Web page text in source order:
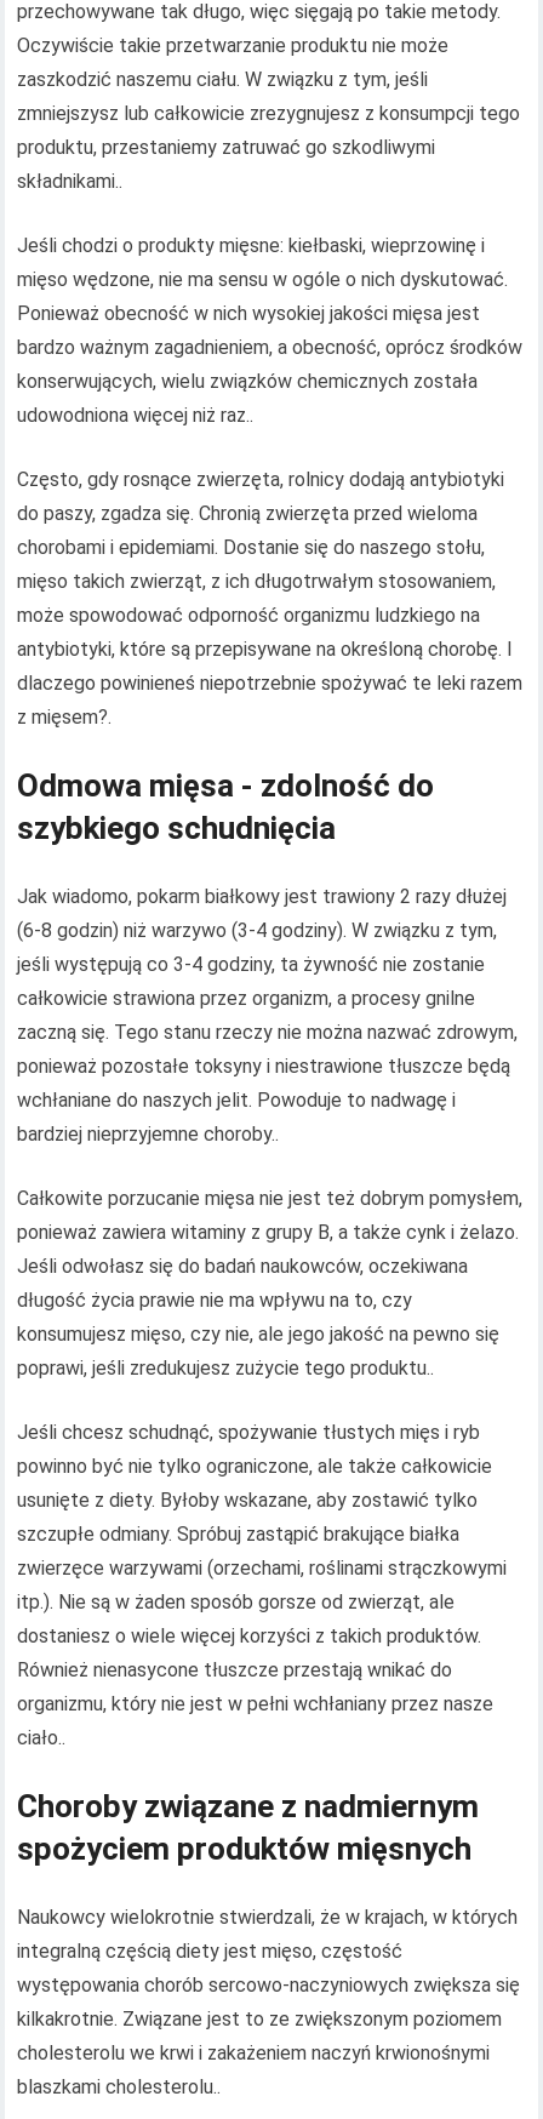
przechowywane tak długo, więc sięgają po takie metody.
Oczywiście takie przetwarzanie produktu nie może
zaszkodzić naszemu ciału. W związku z tym, jeśli
zmniejszysz lub całkowicie zrezygnujesz z konsumpcji tego
produktu, przestaniemy zatruwać go szkodliwymi
składnikami..
Jeśli chodzi o produkty mięsne: kiełbaski, wieprzowinę i
mięso wędzone, nie ma sensu w ogóle o nich dyskutować.
Ponieważ obecność w nich wysokiej jakości mięsa jest
bardzo ważnym zagadnieniem, a obecność, oprócz środków
konserwujących, wielu związków chemicznych została
udowodniona więcej niż raz..
Często, gdy rosnące zwierzęta, rolnicy dodają antybiotyki
do paszy, zgadza się. Chronią zwierzęta przed wieloma
chorobami i epidemiami. Dostanie się do naszego stołu,
mięso takich zwierząt, z ich długotrwałym stosowaniem,
może spowodować odporność organizmu ludzkiego na
antybiotyki, które są przepisywane na określoną chorobę. I
dlaczego powinieneś niepotrzebnie spożywać te leki razem
z mięsem?.
Odmowa mięsa - zdolność do
szybkiego schudnięcia
Jak wiadomo, pokarm białkowy jest trawiony 2 razy dłużej
(6-8 godzin) niż warzywo (3-4 godziny). W związku z tym,
jeśli występują co 3-4 godziny, ta żywność nie zostanie
całkowicie strawiona przez organizm, a procesy gnilne
zaczną się. Tego stanu rzeczy nie można nazwać zdrowym,
ponieważ pozostałe toksyny i niestrawione tłuszcze będą
wchłaniane do naszych jelit. Powoduje to nadwagę i
bardziej nieprzyjemne choroby..
Całkowite porzucanie mięsa nie jest też dobrym pomysłem,
ponieważ zawiera witaminy z grupy B, a także cynk i żelazo.
Jeśli odwołasz się do badań naukowców, oczekiwana
długość życia prawie nie ma wpływu na to, czy
konsumujesz mięso, czy nie, ale jego jakość na pewno się
poprawi, jeśli zredukujesz zużycie tego produktu..
Jeśli chcesz schudnąć, spożywanie tłustych mięs i ryb
powinno być nie tylko ograniczone, ale także całkowicie
usunięte z diety. Byłoby wskazane, aby zostawić tylko
szczupłe odmiany. Spróbuj zastąpić brakujące białka
zwierzęce warzywami (orzechami, roślinami strączkowymi
itp.). Nie są w żaden sposób gorsze od zwierząt, ale
dostaniesz o wiele więcej korzyści z takich produktów.
Również nienasycone tłuszcze przestają wnikać do
organizmu, który nie jest w pełni wchłaniany przez nasze
ciało..
Choroby związane z nadmiernym
spożyciem produktów mięsnych
Naukowcy wielokrotnie stwierdzali, że w krajach, w których
integralną częścią diety jest mięso, częstość
występowania chorób sercowo-naczyniowych zwiększa się
kilkakrotnie. Związane jest to ze zwiększonym poziomem
cholesterolu we krwi i zakażeniem naczyń krwionośnymi
blaszkami cholesterolu..